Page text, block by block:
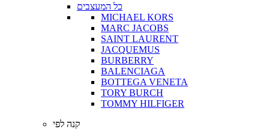
כל המעצבים
MICHAEL KORS
MARC JACOBS
SAINT LAURENT
JACQUEMUS
BURBERRY
BALENCIAGA
BOTTEGA VENETA
TORY BURCH
TOMMY HILFIGER
קנה לפי